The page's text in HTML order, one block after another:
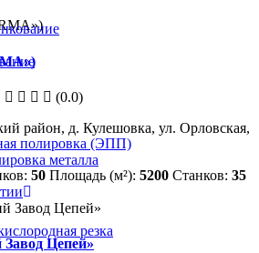
полировка (ЭПП)
металла
резка
(0.0)
район, д. Кулешовка, ул. Орловская,
50 Площадь (м²): 5200 Станков: 35
Цепей»